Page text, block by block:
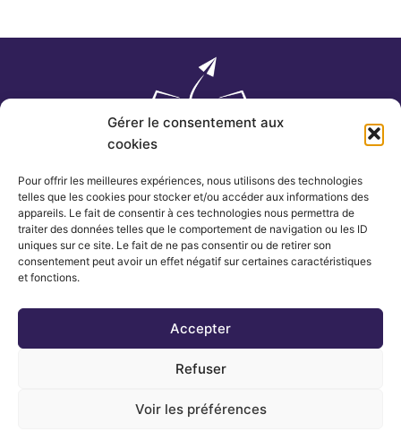
Gérer le consentement aux
cookies
Pour offrir les meilleures expériences, nous utilisons des technologies
telles que les cookies pour stocker et/ou accéder aux informations des
appareils. Le fait de consentir à ces technologies nous permettra de
traiter des données telles que le comportement de navigation ou les ID
uniques sur ce site. Le fait de ne pas consentir ou de retirer son
consentement peut avoir un effet négatif sur certaines caractéristiques
et fonctions.
Accepter
Refuser
Voir les préférences
a
c
e
b
o
n
s
t
a
g
r